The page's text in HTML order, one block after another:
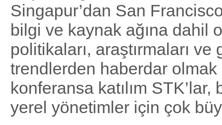
Singapur’dan San
bilgi ve kaynak ağına dahil
politikaları, araştırmaları ve
trendlerden haberdar olmak
konferansa katılım
yerel yönetimler için çok